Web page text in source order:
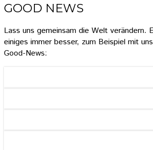
GOOD NEWS
Lass uns gemeinsam die Welt verändern.
einiges immer besser, zum Beispiel mit
Good-News: